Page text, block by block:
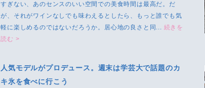
すぎない、あのセンスのいい空間での美食時間は最高だ。だ
が、それがワインなしでも味わえるとしたら、もっと誰でも気
軽に楽しめるのではないだろうか。居心地の良さと同... 続きを
読む >
人気モデルがプロデュース。週末は学芸大で話題のカ
キ氷を食べに行こう